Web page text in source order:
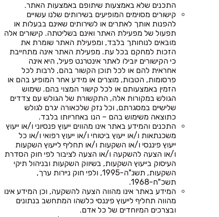
התכנים שלא באמצעות שיתופם באמצעות האתר.
קישורים מסוימים המופיעים בשירותים שלנו עשויים
להפנות אותך לאתרים או לשירותים שאינם בבעלות או
תפעול של מפעילת האתר ואינם בשליטתה. קישורים אלה
מובאים לנוחותך בלבד, ומפעילת האתר שומרת את
הזכות למחקם בכל עת. מפעילת האתר אינה מתחייבת
כי הקישורים יובילו לאתר אינטרנט פעיל, היא אינה
אחראית להם או לכל תוכן הקשור בהם, לרבות לכל
פרסומות, הטבות, מוצרים או מידע אחר המופיע בהם או
הזמין באמצעותם או לכל קישור המצוי בהם. שימוש
הגולש במקורות אלה, התקשורת של הגולש עם צדדים
שלישיים במסגרתם, וכל נזק שלכאורה יגרם לגולש
כתוצאה משימוש בהם – הנו באחריותו בלבד.
התכנים והמידע באתר אינו מהווים ייעוץ פנסיוני ו/או ייעוץ
משכנתאות ו/או ייעוץ ביטוחי ו/או ייעוץ רפואי ו/או כל
ייעוץ פיננסי ו/או השקעות ו/או תחליף לייעוץ השקעות
ו/או הצעה להשקעה ו/או הצעה לציבור לפי חוק הסדרת
העיסוק בייעוץ השקעות, בשיווק השקעות ובניהול תיקי
השקעות, תשנ"ה-1995, ולפי חוק ניירות ערך,
תשכ"ח-1968.
המידע באתר אינו מהווה הצעה להשקעה, וכן המידע אינו
מהווה תחליף לייעוץ פיננסי כלשהו המתחשב בנתונים
ובצרכים המיוחדים של כל אדם.